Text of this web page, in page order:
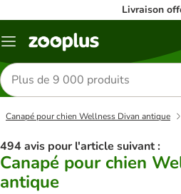
Livraison
Menu
Rechercher
des
produits
Canapé pour chien Wellness Divan antique
494 avis pour l'article suivant :
Canapé pour chien
antique